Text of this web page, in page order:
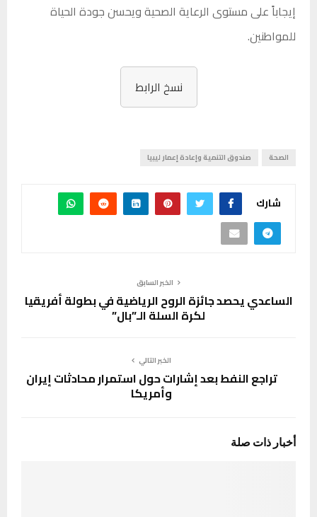
إيجاباً على مستوى الرعاية الصحية ويحسن جودة الحياة
للمواطنين.
نسخ الرابط
الصحة صندوق التنمية وإعادة إعمار ليبيا
شارك
الخبر السابق
الساعدي يحصد جائزة الروح الرياضية في بطولة أفريقيا
لكرة السلة الـ”بال”
الخبر التالي
تراجع النفط بعد إشارات حول استمرار محادثات إيران
وأمريكا
أخبار ذات صلة